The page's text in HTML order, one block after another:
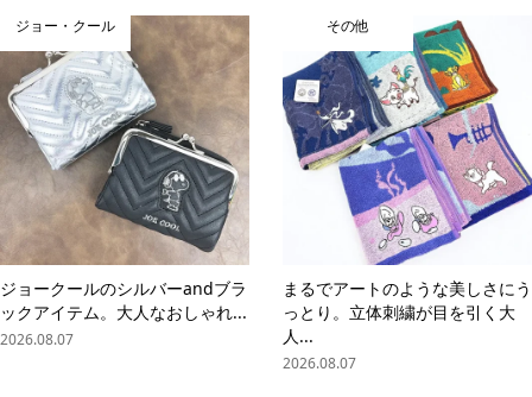
ジョー・クール
ジョークールのシルバーandブラ
ックアイテム。大人なおしゃれ...
2026.08.07
その他
まるでアートのような美しさにう
っとり。立体刺繍が目を引く大
人...
2026.08.07